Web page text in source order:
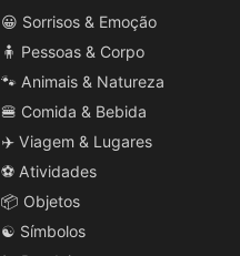
😀 Sorrisos & Emoção
🧍 Pessoas & Corpo
🐾 Animais & Natureza
🍔 Comida & Bebida
✈️ Viagem & Lugares
⚽ Atividades
📦 Objetos
☯️ Símbolos